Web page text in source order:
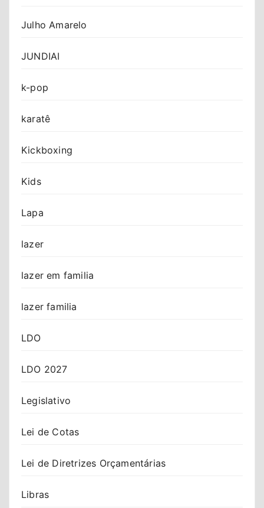
Julho Amarelo
JUNDIAI
k-pop
karatê
Kickboxing
Kids
Lapa
lazer
lazer em familia
lazer familia
LDO
LDO 2027
Legislativo
Lei de Cotas
Lei de Diretrizes Orçamentárias
Libras